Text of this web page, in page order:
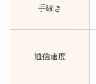
手続き
通信速度